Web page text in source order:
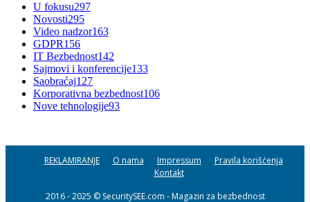
U fokusu297
Novosti295
Video nadzor163
GDPR156
IT Bezbednost142
Sajmovi i konferencije133
Saobraćaj127
Korporativna bezbednost106
Nove tehnologije93
REKLAMIRANJE O nama Impressum
Pravila korišćenja
Kontakt
2016 - 2025 © SecuritySEE.com - Magazin za bezbednost